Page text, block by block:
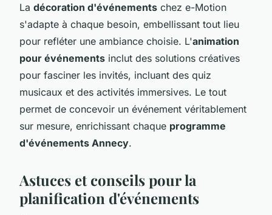
La décoration d'événements chez e-Motion
s'adapte à chaque besoin, embellissant tout lieu
pour refléter une ambiance choisie. L'animation
pour événements inclut des solutions créatives
pour fasciner les invités, incluant des quiz
musicaux et des activités immersives. Le tout
permet de concevoir un événement véritablement
sur mesure, enrichissant chaque programme
d'événements Annecy.
Astuces et conseils pour la
planification d'événements